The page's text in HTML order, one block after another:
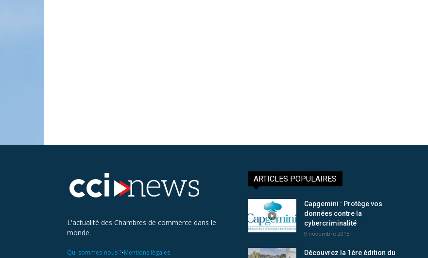
L'actualité des Chambres de commerce dans le
monde.
Qui sommes-nous ?•Mentions légales
ARTICLES POPULAIRES
Capgemini : Protège vos
données contre la
cybercriminalité
9 novembre 2015
Découvrez la 1ère édition du